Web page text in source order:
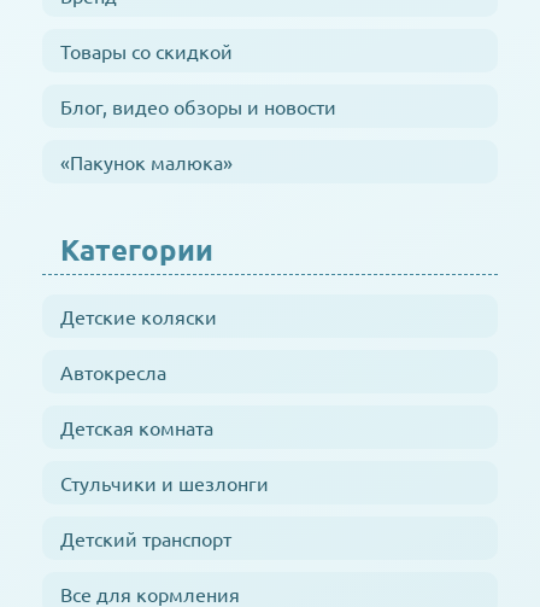
Товары со скидкой
Блог, видео обзоры и новости
«Пакунок малюка»
Категории
Детские коляски
Автокресла
Детская комната
Стульчики и шезлонги
Детский транспорт
Все для кормления